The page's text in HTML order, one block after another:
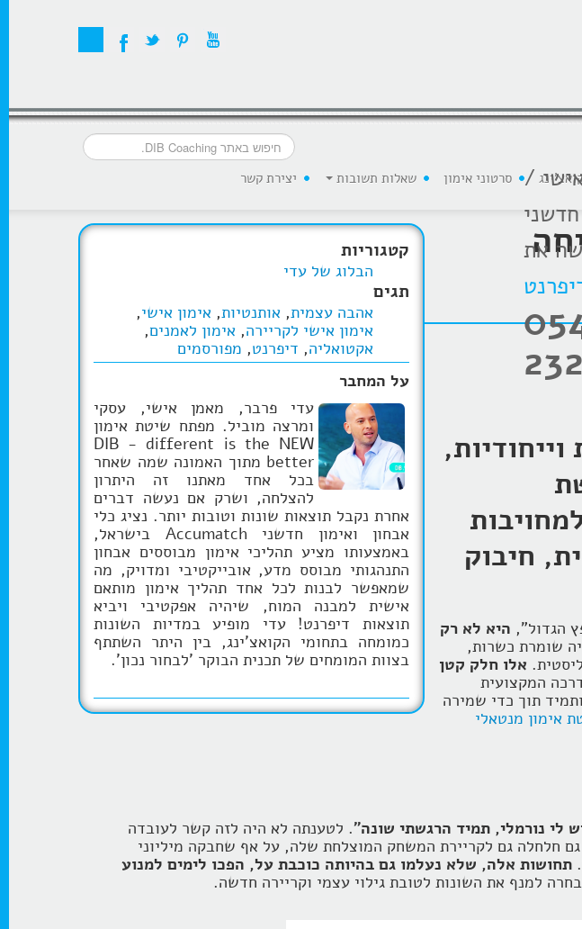
/
את
סרטוני אימון שאלות תשובות יצירת קשר
קטגוריות
הבלוג של עדי
תגים
אהבה עצמית, אותנטיות, אימון אישי,
אימון אישי לקריירה, אימון לאמנים,
אקטואליה, דיפרנט, מפורסמים
על המחבר
עדי פרבר, מאמן אישי, עסקי
ומרצה מוביל. מפתח שיטת אימון
DIB - different is the NEW
better מתוך האמונה שמה שאחר
בכל אחד מאתנו זה היתרון
להצלחה, ושרק אם נעשה דברים
אחרת נקבל תוצאות שונות וטובות יותר. נציג כלי
אבחון ואימון חדשני Accumatch בישראל,
באמצעותו מציע תהליכי אימון מבוססים אבחון
התנהגותי מבוסס מדע, אובייקטיבי ומדויק, מה
שמאפשר לבנות לכל אחד תהליך אימון מותאם
אישית למבנה המוח, שיהיה אפקטיבי ויביא
תוצאות דיפרנט! עדי מופיע במדיות השונות
כמומחה בתחומי הקואצ'ינג, בין היתר השתתף
בצוות המומחים של תכנית הבוקר 'לבחור נכון'.
חיבוק
הגדול", היא לא רק
שומרת כשרות,
אלו חלק קטן
המקצועית
תוך כדי שמירה
אימון מנטאלי
לי נורמלי, תמיד הרגשתי שונה". לטענתה לא היה לזה קשר לעובדה
חלחלה גם לקריירת המשחק המוצלחת שלה, על אף שחבקה מיליוני
תחושות אלה, שלא נעלמו גם בהיותה כוכבת על, הפכו לימים למנוע
למנף את השונות לטובת גילוי עצמי וקריירה חדשה.